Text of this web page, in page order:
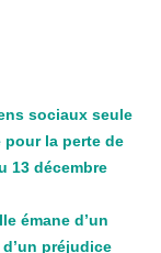
sociaux seule
la perte de
13 décembre
émane d’un
préjudice